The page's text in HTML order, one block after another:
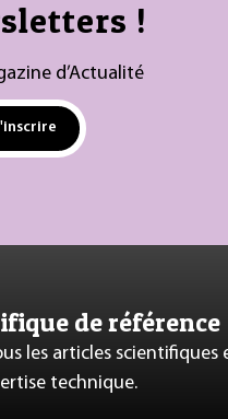
!
d’Actualité
de référence
les articles scientifiques
technique.